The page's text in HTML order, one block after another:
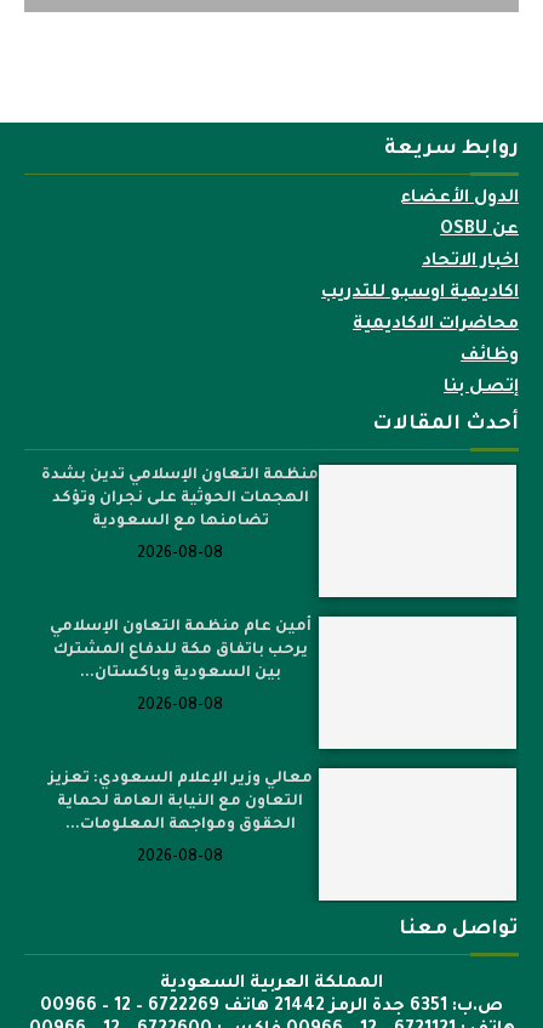
روابط سريعة
الدول الأعضاء
عن OSBU
اخبار الاتحاد
اكاديمية اوسبو للتدريب
محاضرات الاكاديمية
وظائف
إتصل بنا
أحدث المقالات
منظمة التعاون الإسلامي تدين بشدة
الهجمات الحوثية على نجران وتؤكد
تضامنها مع السعودية
2026-08-08
أمين عام منظمة التعاون الإسلامي
يرحب باتفاق مكة للدفاع المشترك
بين السعودية وباكستان...
2026-08-08
معالي وزير الإعلام السعودي: تعزيز
التعاون مع النيابة العامة لحماية
الحقوق ومواجهة المعلومات...
2026-08-08
تواصل معنا
المملكة العربية السعودية
ص.ب: 6351 جدة الرمز 21442 هاتف 6722269 – 12 – 00966